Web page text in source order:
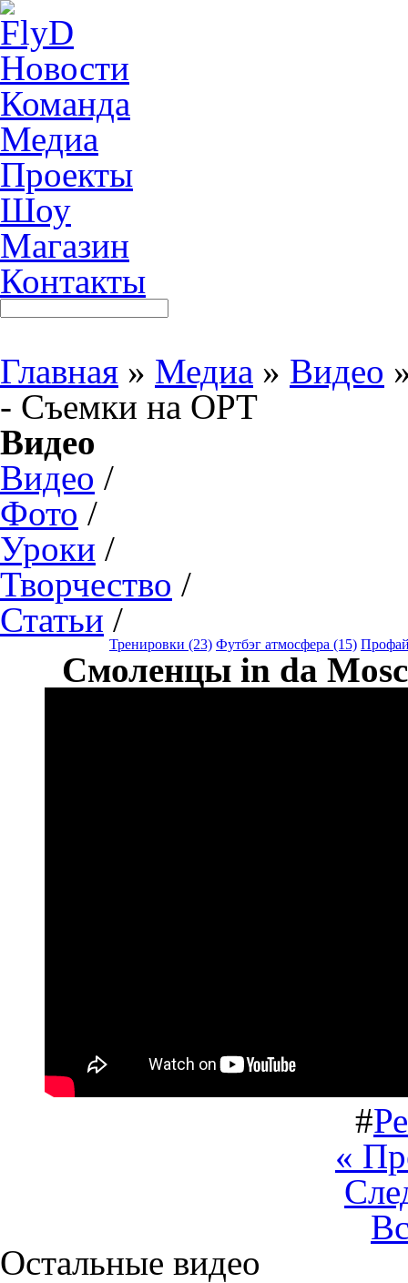
Новости
Команда
Медиа
Проекты
Шоу
Магазин
Контакты
Главная » Медиа » Видео
- Съемки на ОРТ
Видео
Видео /
Фото /
Уроки /
Творчество /
Статьи /
Тренировки (23) Футбэг атмосфера (15)
Смоленцы in da
#
«
Остальные видео